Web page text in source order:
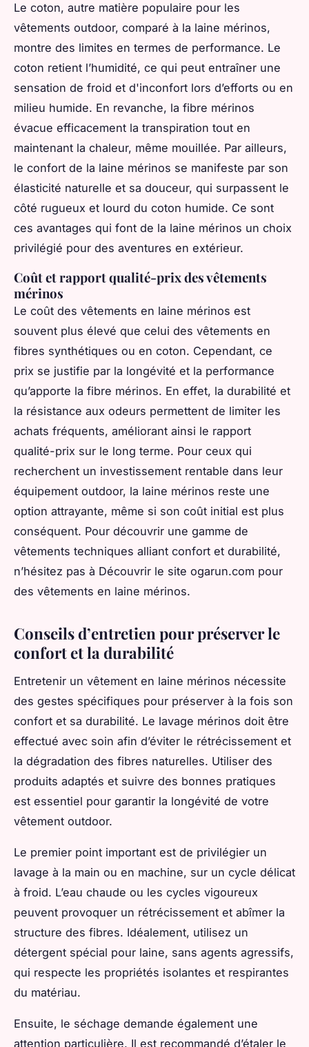
Le coton, autre matière populaire pour les
vêtements outdoor, comparé à la laine mérinos,
montre des limites en termes de performance. Le
coton retient l’humidité, ce qui peut entraîner une
sensation de froid et d'inconfort lors d’efforts ou en
milieu humide. En revanche, la fibre mérinos
évacue efficacement la transpiration tout en
maintenant la chaleur, même mouillée. Par ailleurs,
le confort de la laine mérinos se manifeste par son
élasticité naturelle et sa douceur, qui surpassent le
côté rugueux et lourd du coton humide. Ce sont
ces avantages qui font de la laine mérinos un choix
privilégié pour des aventures en extérieur.
Coût et rapport qualité-prix des vêtements
mérinos
Le coût des vêtements en laine mérinos est
souvent plus élevé que celui des vêtements en
fibres synthétiques ou en coton. Cependant, ce
prix se justifie par la longévité et la performance
qu’apporte la fibre mérinos. En effet, la durabilité et
la résistance aux odeurs permettent de limiter les
achats fréquents, améliorant ainsi le rapport
qualité-prix sur le long terme. Pour ceux qui
recherchent un investissement rentable dans leur
équipement outdoor, la laine mérinos reste une
option attrayante, même si son coût initial est plus
conséquent. Pour découvrir une gamme de
vêtements techniques alliant confort et durabilité,
n’hésitez pas à Découvrir le site ogarun.com pour
des vêtements en laine mérinos.
Conseils d’entretien pour préserver le
confort et la durabilité
Entretenir un vêtement en laine mérinos nécessite
des gestes spécifiques pour préserver à la fois son
confort et sa durabilité. Le lavage mérinos doit être
effectué avec soin afin d’éviter le rétrécissement et
la dégradation des fibres naturelles. Utiliser des
produits adaptés et suivre des bonnes pratiques
est essentiel pour garantir la longévité de votre
vêtement outdoor.
Le premier point important est de privilégier un
lavage à la main ou en machine, sur un cycle délicat
à froid. L’eau chaude ou les cycles vigoureux
peuvent provoquer un rétrécissement et abîmer la
structure des fibres. Idéalement, utilisez un
détergent spécial pour laine, sans agents agressifs,
qui respecte les propriétés isolantes et respirantes
du matériau.
Ensuite, le séchage demande également une
attention particulière. Il est recommandé d’étaler le